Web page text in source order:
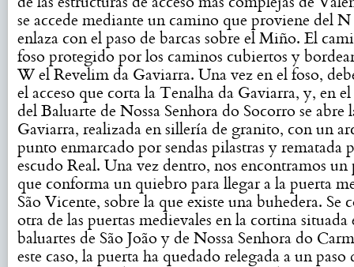
se accede mediante un camino que proviene del
enlaza con el paso de barcas sobre el Miño. El
foso protegido por los caminos cubiertos y
W el Revelim da Gaviarra. Una vez en el foso,
el acceso que corta la Tenalha da Gaviarra, y, en
del Baluarte de Nossa Senhora do Socorro se abre
Gaviarra, realizada en sillería de granito, con un
punto enmarcado por sendas pilastras y rematada
escudo Real. Una vez dentro, nos encontramos un
que conforma un quiebro para llegar a la puerta
São Vicente, sobre la que existe una buhedera. Se
otra de las puertas medievales en la cortina situada
baluartes de São João y de Nossa Senhora do
este caso, la puerta ha quedado relegada a un paso